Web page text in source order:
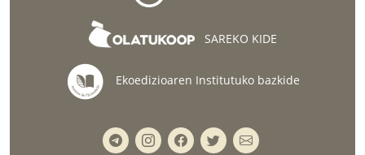
SAREKO KIDE
Ekoedizioaren Institutuko bazkide